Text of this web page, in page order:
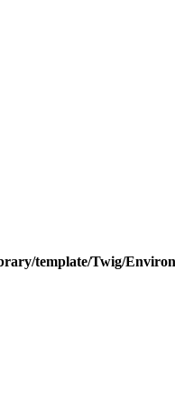
template/Twig/